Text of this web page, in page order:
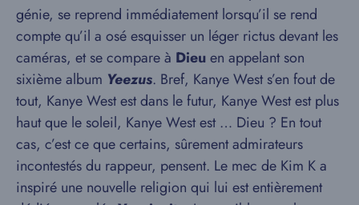
génie, se reprend immédiatement lorsqu’il se rend
compte qu’il a osé esquisser un léger rictus devant les
caméras, et se compare à Dieuen appelant son
sixième album Yeezus. Bref, Kanye West s’en fout de
tout, Kanye West est dans le futur, Kanye West est plus
haut que le soleil, Kanye West est … Dieu ? En tout
cas, c’est ce que certains, sûrement admirateurs
incontestés du rappeur, pensent. Le mec de Kim K a
inspiré une nouvelle religion qui lui est entièrement